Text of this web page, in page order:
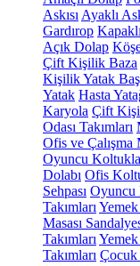
Askısı Ayaklı
Gardırop
Açık Dolap
Çift Kişilik Baza
Kişilik Yatak
Yatak Hasta
Karyola Çift
Odası Takımları
Ofis ve Çalışma
Oyuncu
Dolabı Ofis
Sehpası Oyuncu
Takımları Yemek
Masası
Takımları Yemek
Takımları Çocuk